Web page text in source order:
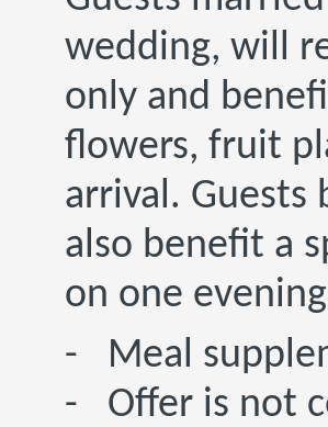
wedding, will
only and
flowers, fruit
arrival. Guests
also benefit a
on one evening
- Meal
- Offer is not